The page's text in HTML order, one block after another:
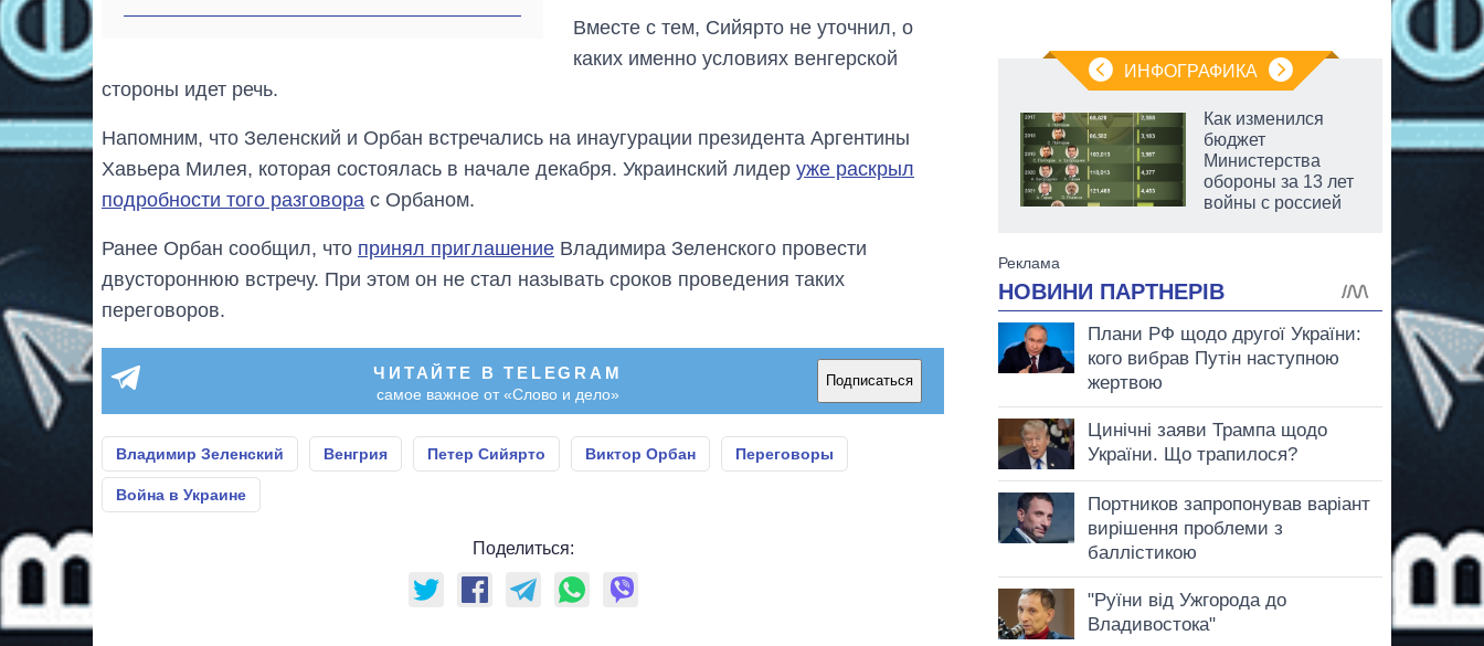
Вместе с тем, Сийярто не уточнил, о
каких именно условиях венгерской
стороны идет речь.
Напомним, что Зеленский и Орбан встречались на инаугурации президента Аргентины
Хавьера Милея, которая состоялась в начале декабря. Украинский лидер уже раскрыл
подробности того разговора с Орбаном.
Ранее Орбан сообщил, что принял приглашение Владимира Зеленского провести
двустороннюю встречу. При этом он не стал называть сроков проведения таких
переговоров.
ЧИТАЙТЕ В TELEGRAM
самое важное от «Слово и дело»
Подписаться
Владимир Зеленский Венгрия Петер Сийярто Виктор Орбан Переговоры
Война в Украине
Поделиться:
ИНФОГРАФИКА
картофеля
выращивали в
Украине до и во
Как изменился
бюджет
Министерства
обороны за 13 лет
войны с россией